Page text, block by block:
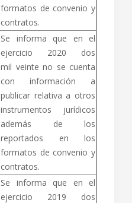
formatos de convenio y
contratos.
Se informa que en el
ejercicio 2020 dos
mil veinte no se cuenta
con información a
publicar relativa a otros
instrumentos jurídicos
además de los
reportados en los
formatos de convenio y
contratos.
Se informa que en el
ejercicio 2019 dos